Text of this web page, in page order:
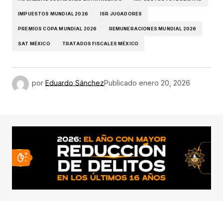
IMPUESTOS MUNDIAL 2026 ISR JUGADORES
PREMIOS COPA MUNDIAL 2026 REMUNERACIONES MUNDIAL 2026
SAT MÉXICO TRATADOS FISCALES MÉXICO
por Eduardo SánchezPublicado enero 20, 2026